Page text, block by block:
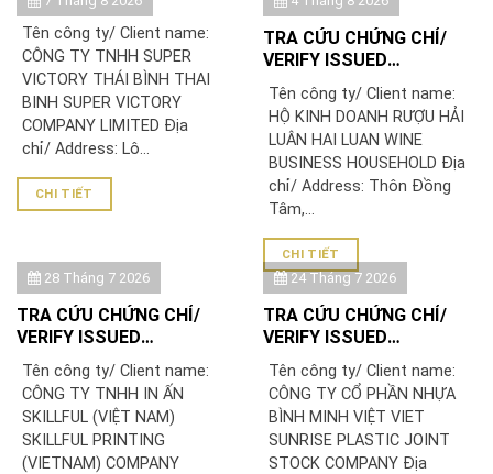
Tên công ty/ Client name:
CÔNG TY TNHH SUPER
VICTORY THÁI BÌNH THAI
BINH SUPER VICTORY
COMPANY LIMITED Địa
chỉ/ Address: Lô...
CHI TIẾT
TRA CỨU CHỨNG CHỈ/
VERIFY ISSUED
DOANH RƯỢU HẢI LUÂN
Tên công ty/ Client name:
HỘ KINH DOANH RƯỢU HẢI
LUÂN HAI LUAN WINE
BUSINESS HOUSEHOLD Địa
chỉ/ Address: Thôn Đồng
Tâm,...
CHI TIẾT
28 Tháng 7 2026
TRA CỨU CHỨNG CHỈ/
VERIFY ISSUED
TNHH IN ẤN SKILLFUL
(VIỆT NAM)/ SKILLFUL
PRINTING (VIETNAM)
COMPANY LIMITED
Tên công ty/ Client name:
CÔNG TY TNHH IN ẤN
SKILLFUL (VIỆT NAM)
SKILLFUL PRINTING
(VIETNAM) COMPANY
24 Tháng 7 2026
TRA CỨU CHỨNG CHỈ/
VERIFY ISSUED
CỔ PHẦN NHỰA BÌNH
MINH VIỆT
Tên công ty/ Client name:
CÔNG TY CỔ PHẦN NHỰA
BÌNH MINH VIỆT VIET
SUNRISE PLASTIC JOINT
STOCK COMPANY Địa